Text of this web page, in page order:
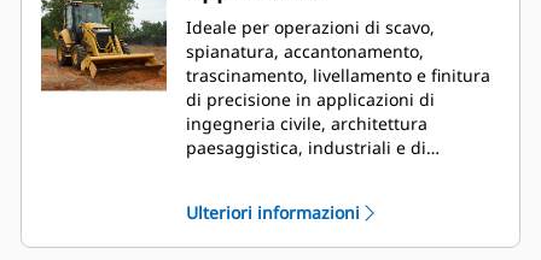
Ideale per operazioni di scavo,
spianatura, accantonamento,
trascinamento, livellamento e finitura
di precisione in applicazioni di
ingegneria civile, architettura
paesaggistica, industriali e di
Ulteriori informazioni